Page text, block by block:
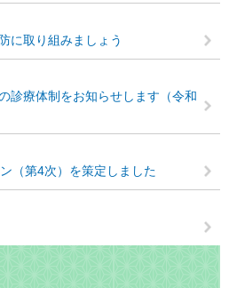
に取り組みましょう
診療体制をお知らせします（令和
（第4次）を策定しました